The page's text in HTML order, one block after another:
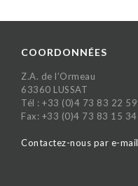
COORDONNÉES
Z.A. de l’Ormeau
63360 LUSSAT
Tél : +33 (0)4 73 83 22 59
Fax: +33 (0)4 73 83 15 34
Contactez-nous par e-mail